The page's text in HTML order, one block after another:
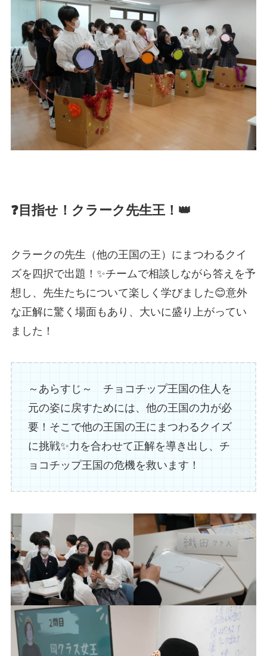
❓目指せ！クラーク先生王！👑
クラークの先生（他の王国の王）にまつわるクイ
ズを四択で出題！✨チームで相談しながら答えを予
想し、先生たちについて楽しく学びました😊意外
な正解に驚く場面もあり、大いに盛り上がってい
ました！
～あらすじ～ チョコチップ王国の住人を
元の姿に戻すためには、他の王国の力が必
要！そこで他の王国の王にまつわるクイズ
に挑戦✨力を合わせて正解を導き出し、チ
ョコチップ王国の危機を救います！